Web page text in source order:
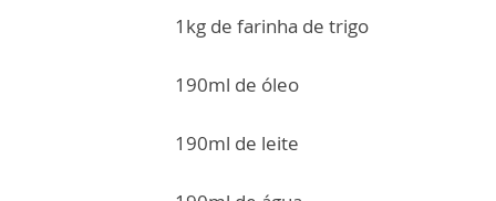
1kg de farinha de trigo
190ml de óleo
190ml de leite